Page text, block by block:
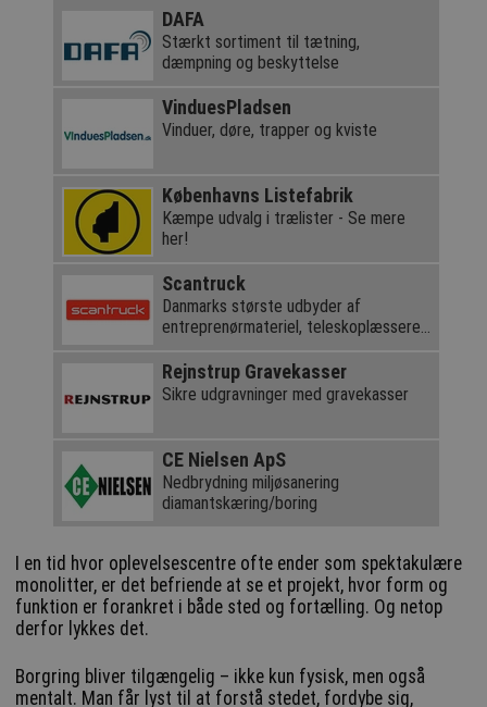
DAFA
Stærkt sortiment til tætning,
dæmpning og beskyttelse
VinduesPladsen
Vinduer, døre, trapper og kviste
Københavns Listefabrik
Kæmpe udvalg i trælister - Se mere
her!
Scantruck
Danmarks største udbyder af
entreprenørmateriel, teleskoplæssere
Rejnstrup Gravekasser
Sikre udgravninger med gravekasser
CE Nielsen ApS
Nedbrydning miljøsanering
diamantskæring/boring
I en tid hvor oplevelsescentre ofte ender som spektakulære
monolitter, er det befriende at se et projekt, hvor form og
funktion er forankret i både sted og fortælling. Og netop
derfor lykkes det.
Borgring bliver tilgængelig – ikke kun fysisk, men også
mentalt. Man får lyst til at forstå stedet, fordybe sig,